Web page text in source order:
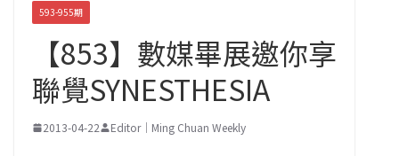
593-955期
【853】數媒畢展邀你享
聯覺SYNESTHESIA
2013-04-22 Editor｜Ming Chuan Weekly